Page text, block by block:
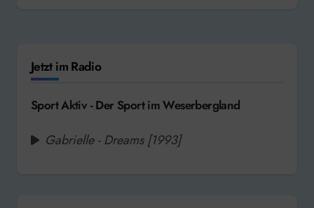
Jetzt im Radio
Sport Aktiv - Der Sport im Weserbergland
Gabrielle - Dreams [1993]